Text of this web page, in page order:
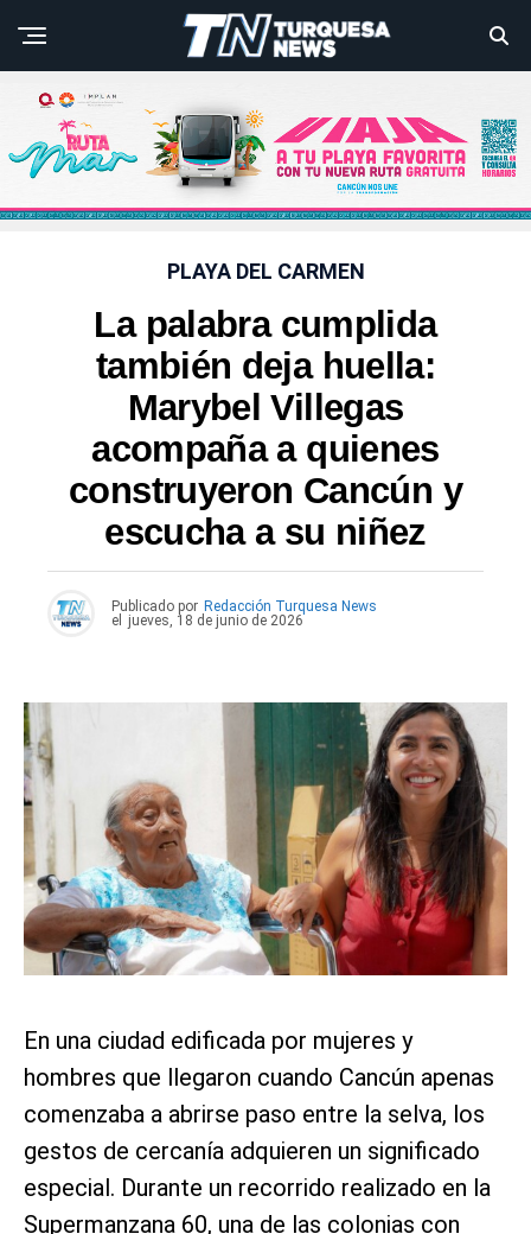
PLAYA DEL CARMEN
La palabra cumplida
también deja huella:
Marybel Villegas
acompaña a quienes
construyeron Cancún y
escucha a su niñez
Publicado por Redacción Turquesa News
el
jueves, 18 de junio de 2026
En una ciudad edificada por mujeres y
hombres que llegaron cuando Cancún apenas
comenzaba a abrirse paso entre la selva, los
gestos de cercanía adquieren un significado
especial. Durante un recorrido realizado en la
Supermanzana 60, una de las colonias con